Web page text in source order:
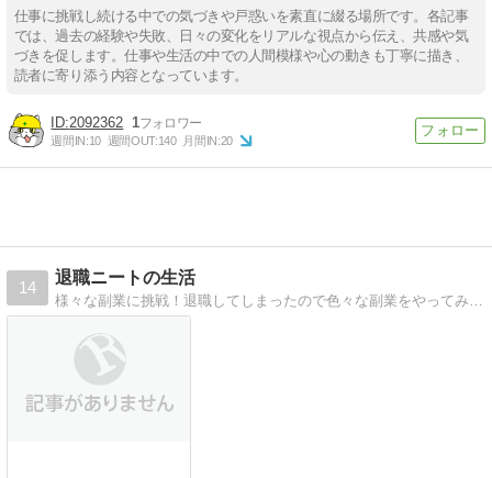
仕事に挑戦し続ける中での気づきや戸惑いを素直に綴る場所です。各記事
では、過去の経験や失敗、日々の変化をリアルな視点から伝え、共感や気
づきを促します。仕事や生活の中での人間模様や心の動きも丁寧に描き、
読者に寄り添う内容となっています。
2092362 1
週間IN:10 週間OUT:140 月間IN:20
14
退職ニートの生活
様々な副業に挑戦！退職してしまったので色々な副業をやってみようと思っているニートの日記だよ！